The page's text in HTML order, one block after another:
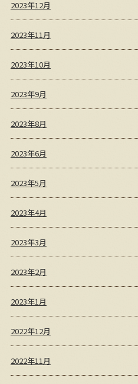
2023年12月
2023年11月
2023年10月
2023年9月
2023年8月
2023年6月
2023年5月
2023年4月
2023年3月
2023年2月
2023年1月
2022年12月
2022年11月